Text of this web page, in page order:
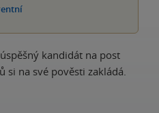
kandidát na post
na své pověsti zakládá.